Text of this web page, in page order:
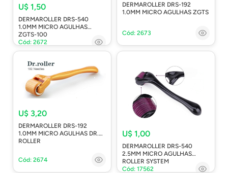
U$ 1,50
DERMAROLLER DRS-540
1.0MM MICRO AGULHAS
ZGTS-100
Cód: 2672
DERMAROLLER DRS-192
1.0MM MICRO AGULHAS ZGTS
Cód: 2673
U$ 3,20
DERMAROLLER DRS-192
1.0MM MICRO AGULHAS DR.
ROLLER
Cód: 2674
U$ 1,00
DERMAROLLER DRS-540
2.5MM MICRO AGULHAS
ROLLER SYSTEM
Cód: 17562